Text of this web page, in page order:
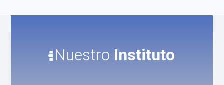
Nuestro Instituto